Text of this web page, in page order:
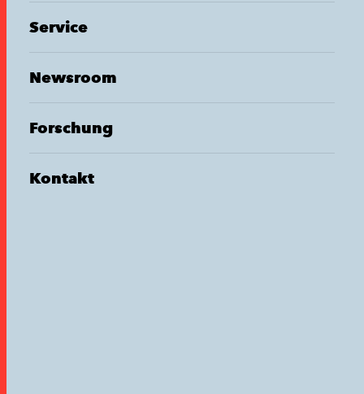
Service
Newsroom
Forschung
Kontakt